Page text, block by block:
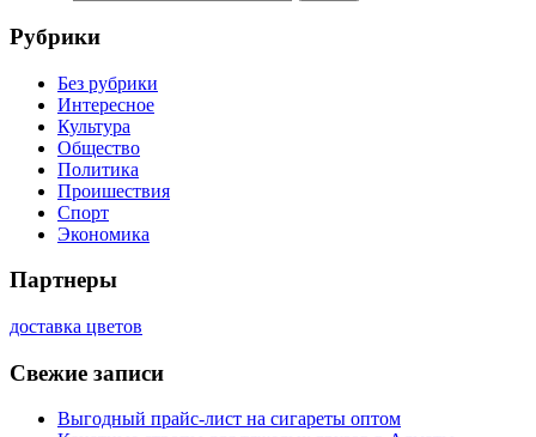
Рубрики
Без рубрики
Интересное
Культура
Общество
Политика
Проишествия
Спорт
Экономика
Партнеры
доставка цветов
Свежие записи
Выгодный прайс-лист на сигареты оптом